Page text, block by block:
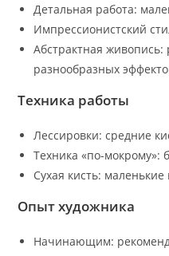
Детальная работа:
Импрессионистский
Абстрактная
разнообразных
Техника работы
Лессировки: средние
Техника «по-мокрому»:
Сухая кисть:
Опыт художника
Начинающим: